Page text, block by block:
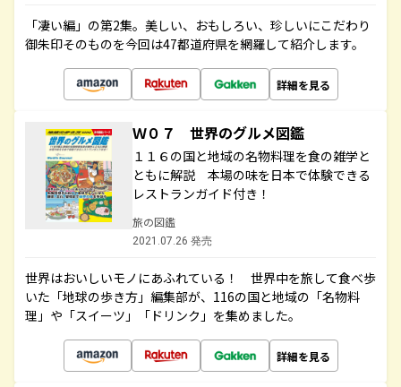
「凄い編」の第2集。美しい、おもしろい、珍しいにこだわり
御朱印そのものを今回は47都道府県を網羅して紹介します。
詳細を見る
Ｗ０７ 世界のグルメ図鑑
１１６の国と地域の名物料理を食の雑学と
ともに解説 本場の味を日本で体験できる
レストランガイド付き！
旅の図鑑
2021.07.26 発売
世界はおいしいモノにあふれている！ 世界中を旅して食べ歩
いた「地球の歩き方」編集部が、116の国と地域の「名物料
理」や「スイーツ」「ドリンク」を集めました。
詳細を見る